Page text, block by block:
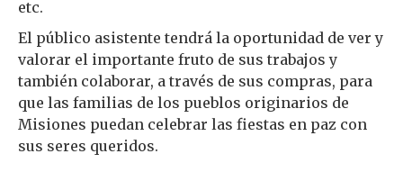
etc.
El público asistente tendrá la oportunidad de ver y
valorar el importante fruto de sus trabajos y
también colaborar, a través de sus compras, para
que las familias de los pueblos originarios de
Misiones puedan celebrar las fiestas en paz con
sus seres queridos.